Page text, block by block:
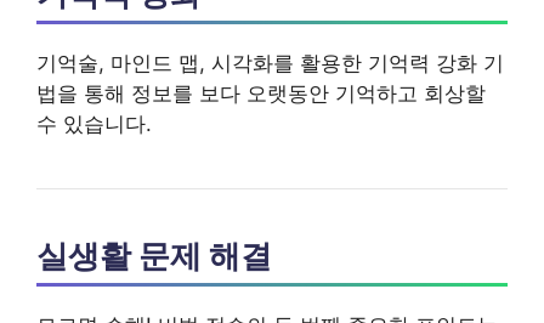
기억술, 마인드 맵, 시각화를 활용한 기억력 강화 기
법을 통해 정보를 보다 오랫동안 기억하고 회상할
수 있습니다.
실생활 문제 해결